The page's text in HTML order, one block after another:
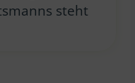
steht